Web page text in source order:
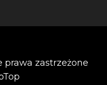
prawa zastrzeżone